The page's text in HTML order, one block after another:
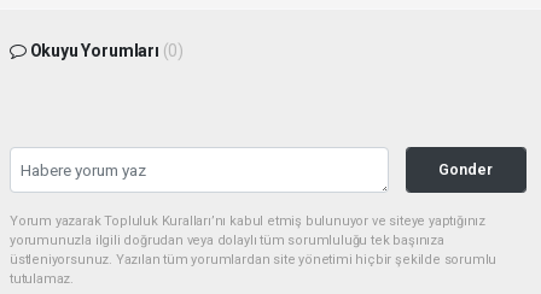
Okuyu Yorumları (0)
Gonder
Yorum yazarak Topluluk Kuralları’nı kabul etmiş bulunuyor ve siteye yaptığınız
yorumunuzla ilgili doğrudan veya dolaylı tüm sorumluluğu tek başınıza
üstleniyorsunuz. Yazılan tüm yorumlardan site yönetimi hiçbir şekilde sorumlu
tutulamaz.